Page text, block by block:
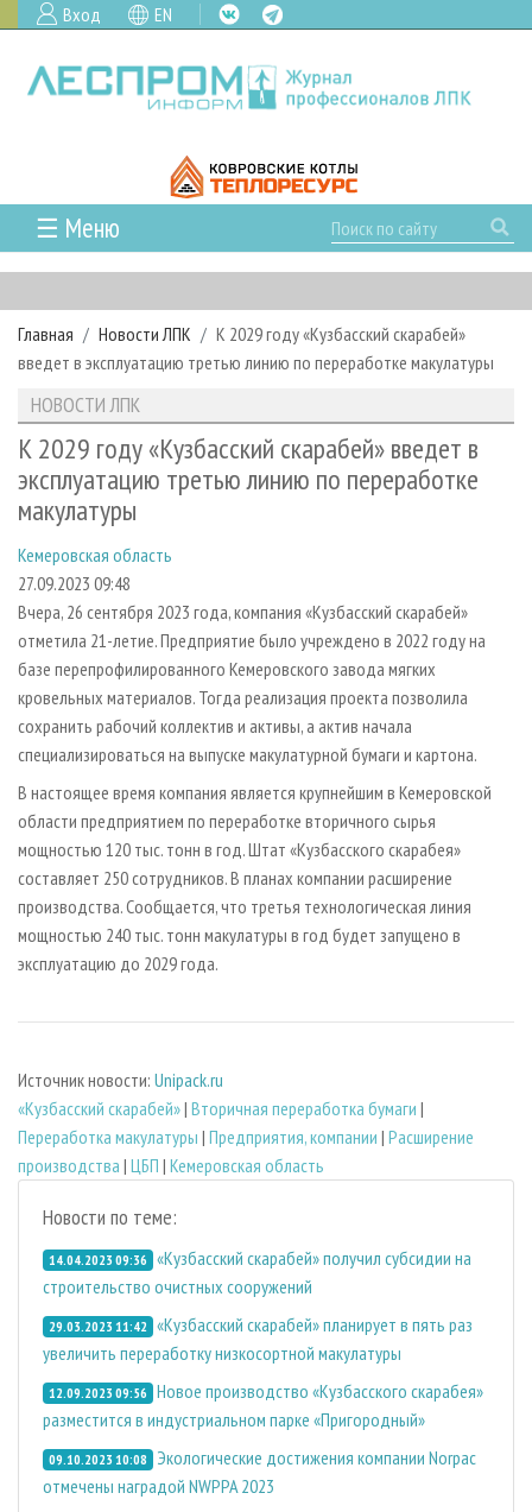
Вход EN
☰ Меню
ГЛАВНАЯ
РУБРИКИ И ТЕМЫ
РУБРИКИ ЖУРНАЛА
ЛЕСОЗАГОТОВКА
ЛЕСОПИЛЕНИЕ
ДЕРЕВООБРАБОТКА
СУШКА ДРЕВЕСИНЫ
ПРОИЗВОДСТВО ДРЕВЕСНЫХ ПЛИТ
ДЕРЕВЯННОЕ ДОМОСТРОЕНИЕ
ПРОИЗВОДСТВО МЕБЕЛИ
БИОЭНЕРГЕТИКА
ЦБП
ИНСТРУМЕНТ И МАТЕРИАЛЫ
НОВОСТИ
НОВОСТИ ЛПК
НОВОСТИ ЖУРНАЛА
НОВОСТИ КОМПАНИЙ
ПРОЕКТЫ ЛПИ
АНАЛИТИКА
ПРЕДПРИЯТИЯ ЛПК
ЛЕСНЫЕ РЕГИОНЫ РОССИИ
ПЕРСОНЫ
МОБИЛЬНЫЕ ВЫСТАВКИ
ОФИЦИАЛЬНЫЕ ДЕЛЕГАЦИИ
ПРИОРИТЕТНЫЕ ИНВЕСТПРОЕКТЫ
RUSSIAN FORESTRY REVIEW
ГАЗЕТА ЛЕСПРОМФОРУМ
БИБЛИОТЕКА СПЕЦИАЛИСТА
АРХИВ
АРХИВ ЖУРНАЛОВ
СТАТЬИ
О ЖУРНАЛЕ
ПОДПИСКА
КОНТАКТЫ
РЕКЛАМОДАТЕЛЯМ
РЕКЛАМА
РЕКЛАМА НА САЙТЕ
Главная Новости ЛПК
К 2029 году «Кузбасский скарабей»
введет в эксплуатацию третью линию по переработке макулатуры
НОВОСТИ ЛПК
К 2029 году «Кузбасский скарабей» введет в
эксплуатацию третью линию по переработке
макулатуры
Кемеровская область
27.09.2023 09:48
Вчера, 26 сентября 2023 года, компания «Кузбасский скарабей»
отметила 21-летие. Предприятие было учреждено в 2022 году на
базе перепрофилированного Кемеровского завода мягких
кровельных материалов. Тогда реализация проекта позволила
сохранить рабочий коллектив и активы, а актив начала
специализироваться на выпуске макулатурной бумаги и картона.
В настоящее время компания является крупнейшим в Кемеровской
области предприятием по переработке вторичного сырья
мощностью 120 тыс. тонн в год. Штат «Кузбасского скарабея»
составляет 250 сотрудников. В планах компании расширение
производства. Сообщается, что третья технологическая линия
мощностью 240 тыс. тонн макулатуры в год будет запущено в
эксплуатацию до 2029 года.
Источник новости: Unipack.ru
«Кузбасский скарабей»| Вторичная переработка бумаги |
Переработка макулатуры | Предприятия, компании | Расширение
производства | ЦБП | Кемеровская область
Новости по теме:
14.04.2023 09:36 «Кузбасский скарабей» получил субсидии на
строительство очистных сооружений
29.03.2023 11:42 «Кузбасский скарабей» планирует в пять раз
увеличить переработку низкосортной макулатуры
12.09.2023 09:56 Новое производство «Кузбасского скарабея»
разместится в индустриальном парке «Пригородный»
09.10.2023 10:08
Экологические достижения компании Norpac
отмечены наградой NWPPA 2023